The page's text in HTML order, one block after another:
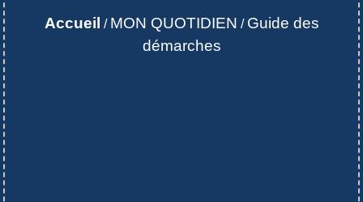
Accueil / MON QUOTIDIEN / Guide des
démarches